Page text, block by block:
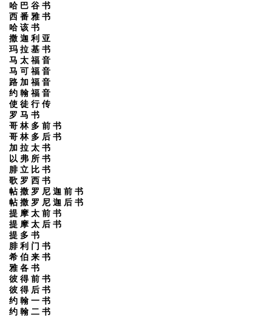
哈 巴 谷 书
西 番 雅 书
哈 该 书
撒 迦 利 亚
玛 拉 基 书
马 太 福 音
马 可 福 音
路 加 福 音
约 翰 福 音
使 徒 行 传
罗 马 书
哥 林 多 前 书
哥 林 多 后 书
加 拉 太 书
以 弗 所 书
腓 立 比 书
歌 罗 西 书
帖 撒 罗 尼 迦 前 书
帖 撒 罗 尼 迦 后 书
提 摩 太 前 书
提 摩 太 后 书
提 多 书
腓 利 门 书
希 伯 来 书
雅 各 书
彼 得 前 书
彼 得 后 书
约 翰 一 书
约 翰 二 书